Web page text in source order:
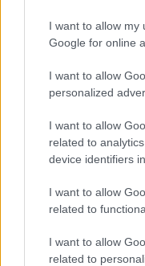
I want to allow my
Google for online
I want to allow
personalized
I want to allow
related to
device identifiers
I want to allow
related to
I want to allow
related to
διερευνούν τα
πυρκαγιών.
Πυροσβεστική
πολίτες, να
σε περίπτωση
ασφάλεια, να
Τα σχολιά σας
ΕΘΝΟΣ θα παρεμβαίνει